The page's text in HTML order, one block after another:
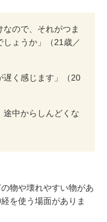
なので、それがつま
しょうか」（21歳／
遅く感じます」（20
途中からしんどくな
物や壊れやすい物があ
を使う場面がありま